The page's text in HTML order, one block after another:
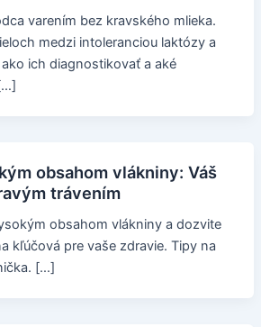
varením bez kravského mlieka.
medzi intoleranciou laktózy a
ich diagnostikovať a aké
obsahom vlákniny: Váš
trávením
obsahom vlákniny a dozvite
kľúčová pre vaše zdravie. Tipy na
[…]